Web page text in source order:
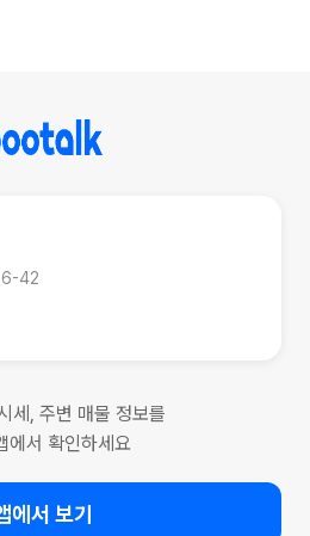
42
세, 주변 매물 정보를
에서 확인하세요
에서 보기